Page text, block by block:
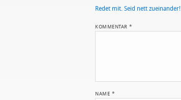
Redet mit. Seid nett zueinander!
KOMMENTAR *
NAME *